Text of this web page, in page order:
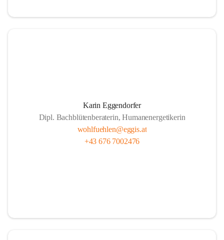
Karin Eggendorfer
Dipl. Bachblütenberaterin, Humanenergetikerin
wohlfuehlen@eggis.at
+43 676 7002476